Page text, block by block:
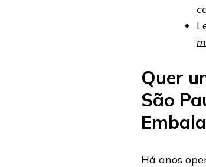
Quer
São
Há anos